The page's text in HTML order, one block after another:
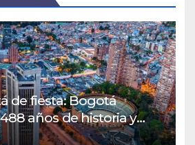
de fiesta: Bogotá
años de historia y